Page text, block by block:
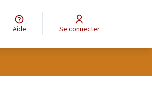
Aide Se connecter